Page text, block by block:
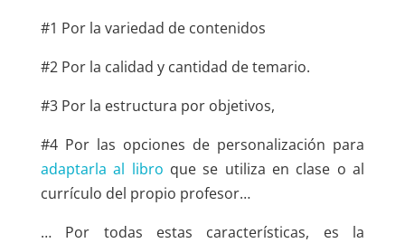
#1 Por la variedad de contenidos
#2 Por la calidad y cantidad de temario.
#3 Por la estructura por objetivos,
#4 Por las opciones de personalización para
adaptarla al libro que se utiliza en clase o al
currículo del propio profesor…
… Por todas estas características, es la